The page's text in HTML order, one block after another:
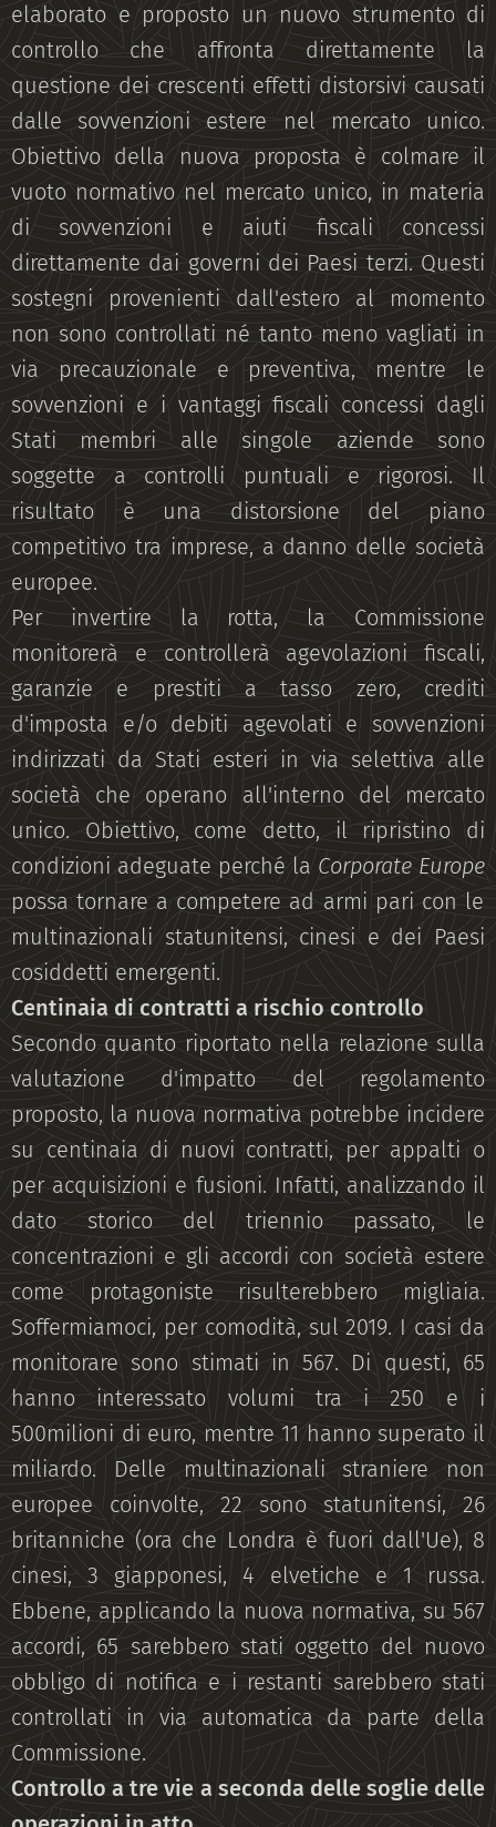
elaborato e proposto un nuovo strumento di
controllo che affronta direttamente la
questione dei crescenti effetti distorsivi causati
dalle sovvenzioni estere nel mercato unico.
Obiettivo della nuova proposta è colmare il
vuoto normativo nel mercato unico, in materia
di sovvenzioni e aiuti fiscali concessi
direttamente dai governi dei Paesi terzi. Questi
sostegni provenienti dall'estero al momento
non sono controllati né tanto meno vagliati in
via precauzionale e preventiva, mentre le
sovvenzioni e i vantaggi fiscali concessi dagli
Stati membri alle singole aziende sono
soggette a controlli puntuali e rigorosi. Il
risultato è una distorsione del piano
competitivo tra imprese, a danno delle società
europee.
Per invertire la rotta, la Commissione
monitorerà e controllerà agevolazioni fiscali,
garanzie e prestiti a tasso zero, crediti
d'imposta e/o debiti agevolati e sovvenzioni
indirizzati da Stati esteri in via selettiva alle
società che operano all'interno del mercato
unico. Obiettivo, come detto, il ripristino di
condizioni adeguate perché la Corporate Europe
possa tornare a competere ad armi pari con le
multinazionali statunitensi, cinesi e dei Paesi
cosiddetti emergenti.
Centinaia di contratti a rischio controllo
Secondo quanto riportato nella relazione sulla
valutazione d'impatto del regolamento
proposto, la nuova normativa potrebbe incidere
su centinaia di nuovi contratti, per appalti o
per acquisizioni e fusioni. Infatti, analizzando il
dato storico del triennio passato, le
concentrazioni e gli accordi con società estere
come protagoniste risulterebbero migliaia.
Soffermiamoci, per comodità, sul 2019. I casi da
monitorare sono stimati in 567. Di questi, 65
hanno interessato volumi tra i 250 e i
500milioni di euro, mentre 11 hanno superato il
miliardo. Delle multinazionali straniere non
europee coinvolte, 22 sono statunitensi, 26
britanniche (ora che Londra è fuori dall'Ue), 8
cinesi, 3 giapponesi, 4 elvetiche e 1 russa.
Ebbene, applicando la nuova normativa, su 567
accordi, 65 sarebbero stati oggetto del nuovo
obbligo di notifica e i restanti sarebbero stati
controllati in via automatica da parte della
Commissione.
Controllo a tre vie a seconda delle soglie delle